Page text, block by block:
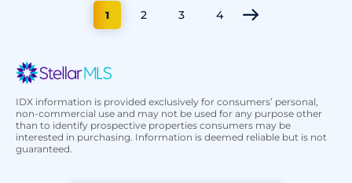
1 2 3 4
IDX information is provided exclusively for consumers’ personal,
non-commercial use and may not be used for any purpose other
than to identify prospective properties consumers may be
interested in purchasing. Information is deemed reliable but is not
guaranteed.